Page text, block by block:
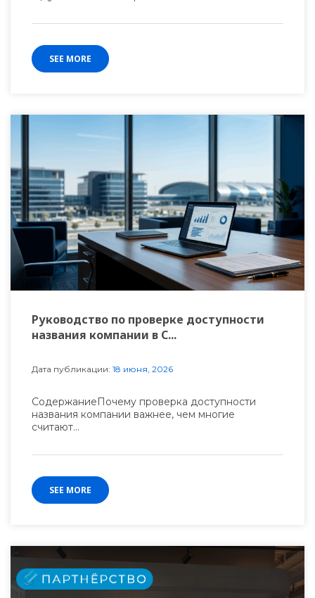
SEE MORE
Руководство по проверке доступности
названия компании в С...
Дата публикации: 18 июня, 2026
СодержаниеПочему проверка доступности
названия компании важнее, чем многие
считают...
SEE MORE